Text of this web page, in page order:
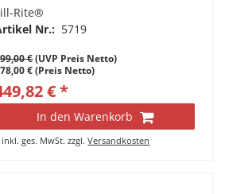
Rite®
Nr.: 5719
€(UVP Preis Netto)
€ (Preis Netto)
€ *
In den Warenkorb
inkl. ges. MwSt. zzgl.Versandkosten